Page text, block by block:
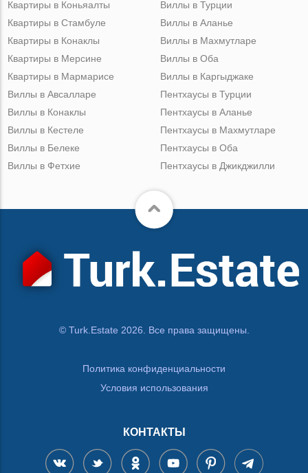
Квартиры в Коньяалты
Квартиры в Стамбуле
Квартиры в Конаклы
Квартиры в Мерсине
Квартиры в Мармарисе
Виллы в Турции
Виллы в Аланье
Виллы в Махмутларе
Виллы в Оба
Виллы в Каргыджаке
Виллы в Авсалларе
Виллы в Конаклы
Виллы в Кестеле
Виллы в Белеке
Виллы в Фетхие
Пентхаусы в Турции
Пентхаусы в Аланье
Пентхаусы в Махмутларе
Пентхаусы в Оба
Пентхаусы в Джикджилли
© Turk.Estate 2026. Все права защищены.
Политика конфиденциальности
Условия использования
КОНТАКТЫ